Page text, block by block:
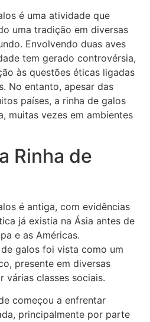
é uma atividade que
uma tradição em diversas
Envolvendo duas aves
tem gerado controvérsia,
às questões éticas ligadas
No entanto, apesar das
países, a rinha de galos
muitas vezes em ambientes
Rinha de
é antiga, com evidências
já existia na Ásia antes de
e as Américas.
galos foi vista como um
presente em diversas
várias classes sociais.
começou a enfrentar
principalmente por parte